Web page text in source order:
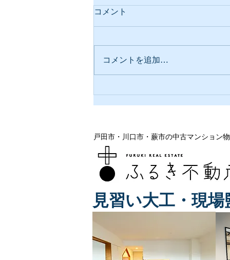
績豊富な不動産会社3社で紹
コメント
コメントを追加…
戸田市・川口市・蕨市の中古マンション
見習い大工・現